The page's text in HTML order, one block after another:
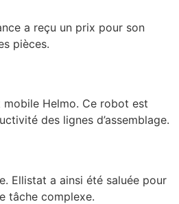
a reçu un prix pour son
pièces.
Helmo. Ce robot est
des lignes d’assemblage.
Ellistat a ainsi été saluée pour
tâche complexe.